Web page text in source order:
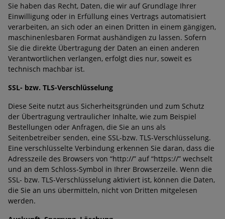
Sie haben das Recht, Daten, die wir auf Grundlage Ihrer
Einwilligung oder in Erfüllung eines Vertrags automatisiert
verarbeiten, an sich oder an einen Dritten in einem gängigen,
maschinenlesbaren Format aushändigen zu lassen. Sofern
Sie die direkte Übertragung der Daten an einen anderen
Verantwortlichen verlangen, erfolgt dies nur, soweit es
technisch machbar ist.
SSL- bzw. TLS-Verschlüsselung
Diese Seite nutzt aus Sicherheitsgründen und zum Schutz
der Übertragung vertraulicher Inhalte, wie zum Beispiel
Bestellungen oder Anfragen, die Sie an uns als
Seitenbetreiber senden, eine SSL-bzw. TLS-Verschlüsselung.
Eine verschlüsselte Verbindung erkennen Sie daran, dass die
Adresszeile des Browsers von “http://” auf “https://” wechselt
und an dem Schloss-Symbol in Ihrer Browserzeile. Wenn die
SSL- bzw. TLS-Verschlüsselung aktiviert ist, können die Daten,
die Sie an uns übermitteln, nicht von Dritten mitgelesen
werden.